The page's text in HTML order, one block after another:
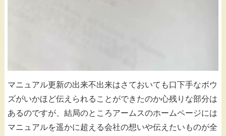
マニュアル更新の出来不出来はさておいても口下手なボウ
ズがいかほど伝えられることができたのか心残りな部分は
あるのですが、結局のところアームスのホームページには
マニュアルを遥かに超える会社の想いや伝えたいものが全